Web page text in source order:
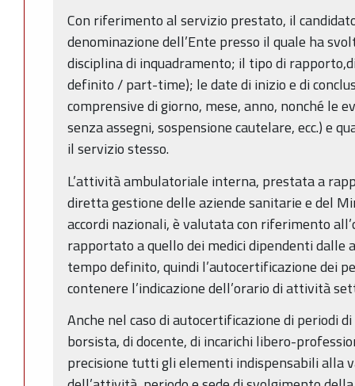
Con riferimento al servizio prestato, il
denominazione dell’Ente presso il quale ha
disciplina di inquadramento; il tipo di
definito / part-time); le date di inizio e di
comprensive di giorno, mese, anno, nonché le
senza assegni, sospensione cautelare, ecc.) e
il servizio stesso.
L’attività ambulatoriale interna, prestata a
diretta gestione delle aziende sanitarie e del
accordi nazionali, è valutata con riferimento
rapportato a quello dei medici dipendenti dalle
tempo definito, quindi l’autocertificazione dei
contenere l’indicazione dell’orario di attività
Anche nel caso di autocertificazione di periodi
borsista, di docente, di incarichi libero-
precisione tutti gli elementi indispensabili alla